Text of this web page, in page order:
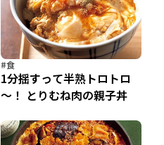
#食
1分揺すって半熟トロトロ
～！ とりむね肉の親子丼